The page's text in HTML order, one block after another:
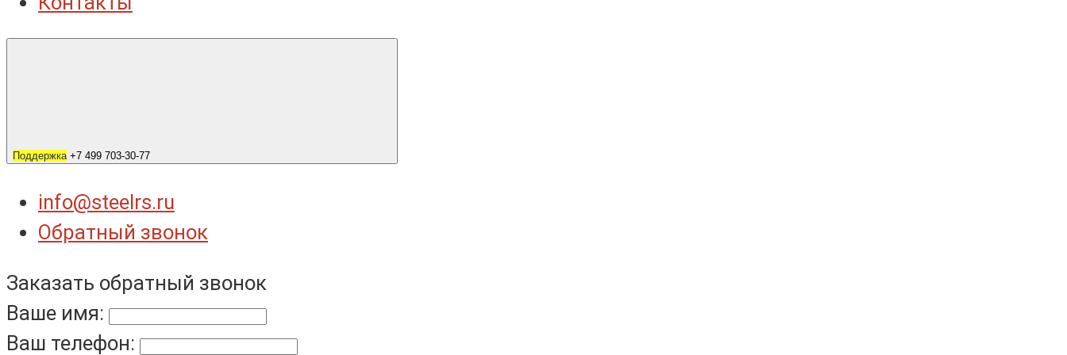
Поддержка +7 499 703-30-77
info@steelrs.ru
Обратный звонок
Заказать обратный звонок
Ваше имя:
Ваш телефон: